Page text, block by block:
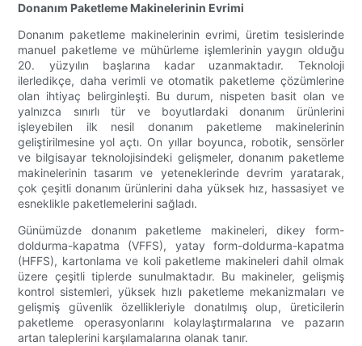
Donanım Paketleme Makinelerinin Evrimi
Donanım paketleme makinelerinin evrimi, üretim tesislerinde
manuel paketleme ve mühürleme işlemlerinin yaygın olduğu
20. yüzyılın başlarına kadar uzanmaktadır. Teknoloji
ilerledikçe, daha verimli ve otomatik paketleme çözümlerine
olan ihtiyaç belirginleşti. Bu durum, nispeten basit olan ve
yalnızca sınırlı tür ve boyutlardaki donanım ürünlerini
işleyebilen ilk nesil donanım paketleme makinelerinin
geliştirilmesine yol açtı. On yıllar boyunca, robotik, sensörler
ve bilgisayar teknolojisindeki gelişmeler, donanım paketleme
makinelerinin tasarım ve yeteneklerinde devrim yaratarak,
çok çeşitli donanım ürünlerini daha yüksek hız, hassasiyet ve
esneklikle paketlemelerini sağladı.
Günümüzde donanım paketleme makineleri, dikey form-
doldurma-kapatma (VFFS), yatay form-doldurma-kapatma
(HFFS), kartonlama ve koli paketleme makineleri dahil olmak
üzere çeşitli tiplerde sunulmaktadır. Bu makineler, gelişmiş
kontrol sistemleri, yüksek hızlı paketleme mekanizmaları ve
gelişmiş güvenlik özellikleriyle donatılmış olup, üreticilerin
paketleme operasyonlarını kolaylaştırmalarına ve pazarın
artan taleplerini karşılamalarına olanak tanır.